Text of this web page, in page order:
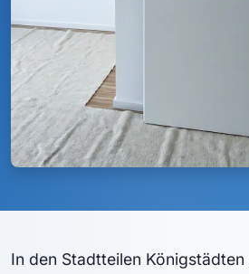
In den Stadtteilen Königstädten